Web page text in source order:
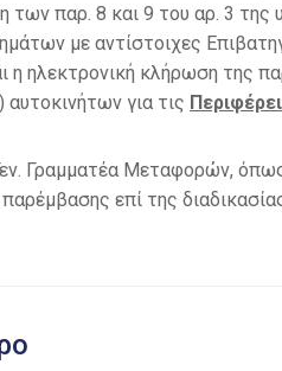
παρ. 8 και 9 του αρ. 3 της
με αντίστοιχες
η ηλεκτρονική κλήρωση της
για τις
Γραμματέα Μεταφορών, όπως
επί της